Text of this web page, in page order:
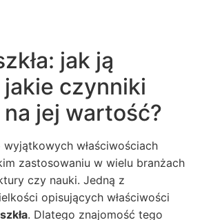
jak ją
czynniki
na jej wartość?
wyjątkowych właściwościach
zastosowaniu w wielu branżach
czy nauki. Jedną z
opisujących właściwości
. Dlatego znajomość tego